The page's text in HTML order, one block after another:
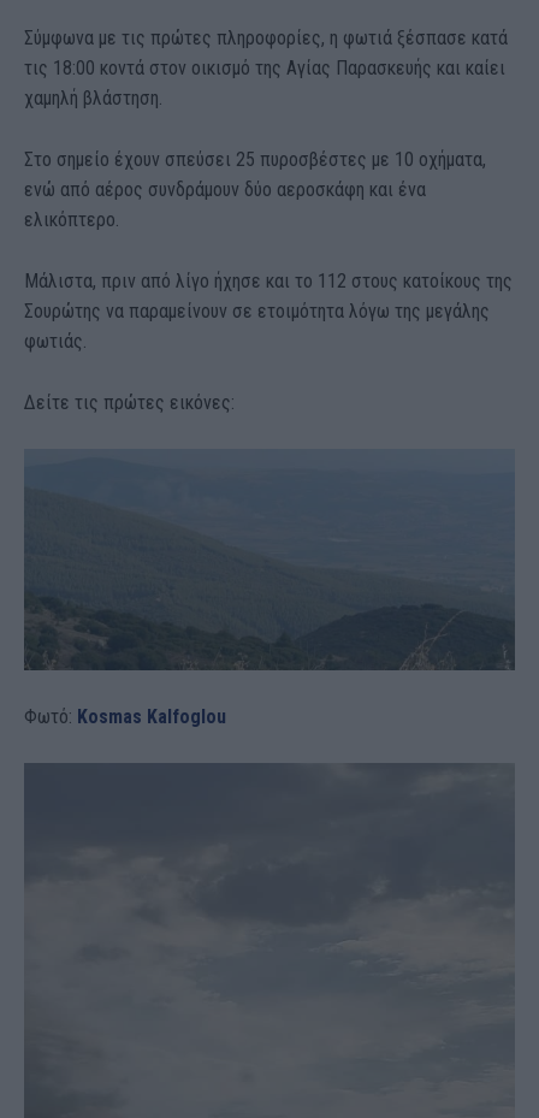
Σύμφωνα με τις πρώτες πληροφορίες, η φωτιά ξέσπασε κατά
τις 18:00 κοντά στον οικισμό της Αγίας Παρασκευής και καίει
χαμηλή βλάστηση.
Στο σημείο έχουν σπεύσει 25 πυροσβέστες με 10 οχήματα,
ενώ από αέρος συνδράμουν δύο αεροσκάφη και ένα
ελικόπτερο.
Μάλιστα, πριν από λίγο ήχησε και το 112 στους κατοίκους της
Σουρώτης να παραμείνουν σε ετοιμότητα λόγω της μεγάλης
φωτιάς.
Δείτε τις πρώτες εικόνες:
Φωτό: Kosmas Kalfoglou